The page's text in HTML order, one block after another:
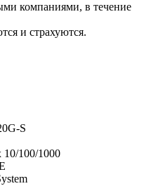
компаниями, в течение
и страхуются.
S
10/100/1000